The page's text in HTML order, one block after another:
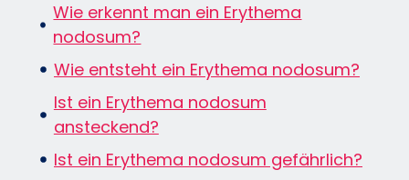
Wie erkennt man ein Erythema
nodosum?
Wie entsteht ein Erythema nodosum?
Ist ein Erythema nodosum
ansteckend?
Ist ein Erythema nodosum gefährlich?